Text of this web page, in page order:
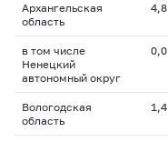
Архангельская
область
4,8
в том числе
Ненецкий
автономный округ
0,0
Вологодская
область
1,4